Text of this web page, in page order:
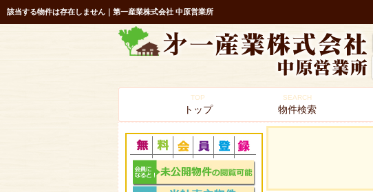
該当する物件は存在しません｜第一産業株式会社 中原営業所
TOP
トップ
SEARCH
物件検索